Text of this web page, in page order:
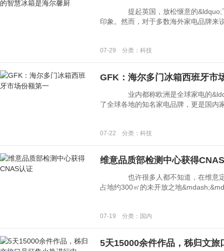
提起英国，放松惬意的&ldquo;下
印象。然而，对于多数海外家电品牌来
07-29 分类：科技
GFK：海尔多门冰箱西班牙市
业内都称欧洲是全球家电的
了全球各地的知名家电品牌，更是国内
07-22 分类：科技
维意品质部检测中心获得
也许很多人都不知道，在维意定
占地约300㎡的未开放之地
07-19 分类：国内
5天15000余件作品，秭归文旅